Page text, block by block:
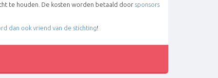
te houden. De kosten worden betaald door sponsors
dan ook vriend van de stichting!